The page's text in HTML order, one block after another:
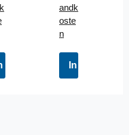
den Warenkorb
andk
oste
n
In den